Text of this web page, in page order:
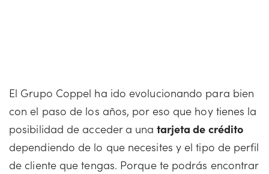
El Grupo Coppel ha ido evolucionando para bien
con el paso de los años, por eso que hoy tienes la
posibilidad de acceder a una tarjeta de crédito
dependiendo de lo que necesites y el tipo de perfil
de cliente que tengas. Porque te podrás encontrar